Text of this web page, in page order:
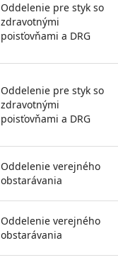
Oddelenie pre styk so
zdravotnými
poisťovňami a DRG
Oddelenie pre styk so
zdravotnými
poisťovňami a DRG
Oddelenie verejného
obstarávania
Oddelenie verejného
obstarávania